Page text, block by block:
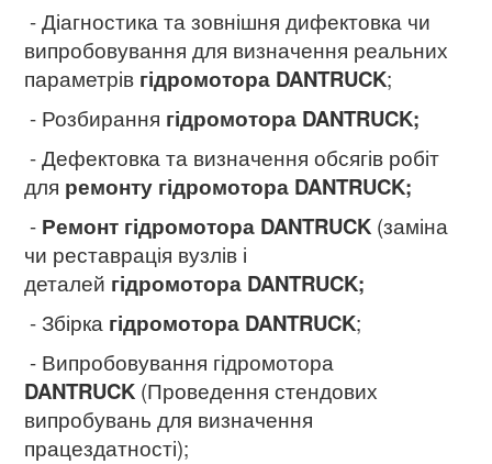
- Діагностика та зовнішня дифектовка чи
випробовування для визначення реальних
параметрів гідромотора DANTRUCK;
- Розбирання гідромотора DANTRUCK;
- Дефектовка та визначення обсягів робіт
для ремонту гідромотора DANTRUCK;
- Ремонт гідромотора DANTRUCK (заміна
чи реставрація вузлів і
деталей гідромотора DANTRUCK;
- Збірка гідромотора DANTRUCK;
- Випробовування гідромотора
DANTRUCK (Проведення стендових
випробувань для визначення
працездатності);